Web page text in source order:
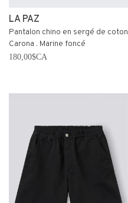
LA PAZ
Pantalon chino en sergé de coton
Carona . Marine foncé
180,00$CA